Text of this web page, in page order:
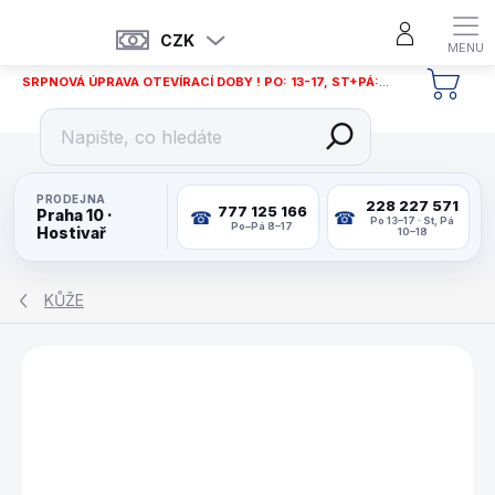
CZK
SRPNOVÁ ÚPRAVA OTEVÍRACÍ DOBY ! PO: 13-17, ST+PÁ: 12-18
PRODEJNA
Praha 10 ·
Hostivař
777 125 166
Po–Pá 8–17
228 227 571
Po 13–17 · St, Pá
10–18
KŮŽE